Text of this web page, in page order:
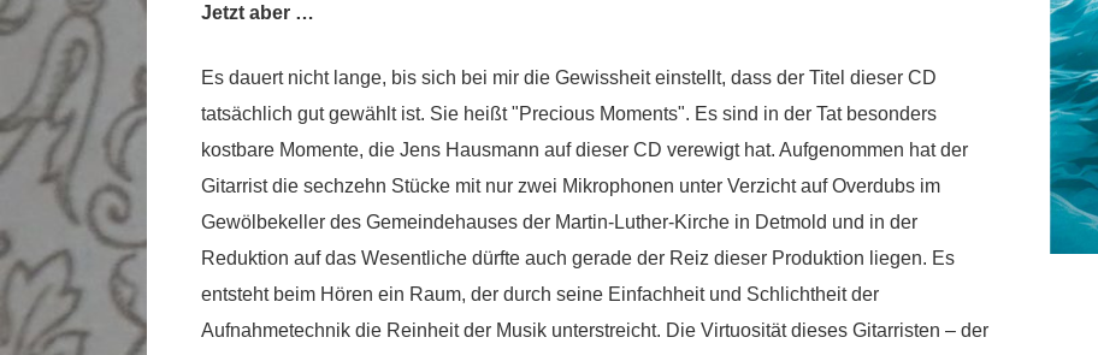
Jetzt aber …
Es dauert nicht lange, bis sich bei mir die Gewissheit einstellt, dass der Titel dieser CD
tatsächlich gut gewählt ist. Sie heißt "Precious Moments". Es sind in der Tat besonders
kostbare Momente, die Jens Hausmann auf dieser CD verewigt hat. Aufgenommen hat der
Gitarrist die sechzehn Stücke mit nur zwei Mikrophonen unter Verzicht auf Overdubs im
Gewölbekeller des Gemeindehauses der Martin-Luther-Kirche in Detmold und in der
Reduktion auf das Wesentliche dürfte auch gerade der Reiz dieser Produktion liegen. Es
entsteht beim Hören ein Raum, der durch seine Einfachheit und Schlichtheit der
Aufnahmetechnik die Reinheit der Musik unterstreicht. Die Virtuosität dieses Gitarristen – der